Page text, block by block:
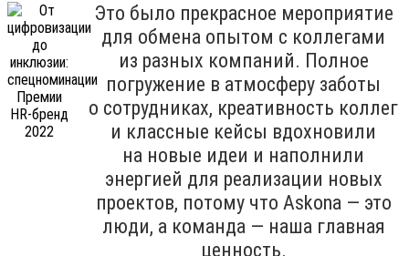
Это было прекрасное мероприятие
для обмена опытом с коллегами
из разных компаний. Полное
погружение в атмосферу заботы
о сотрудниках, креативность коллег
и классные кейсы вдохновили
на новые идеи и наполнили
энергией для реализации новых
проектов, потому что Askona — это
люди, а команда — наша главная
ценность.